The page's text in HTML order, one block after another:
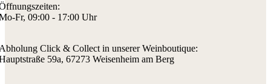
Fr, 09:00 - 17:00 Uhr
Click & Collect in unserer Weinboutique:
59a, 67273 Weisenheim am Berg